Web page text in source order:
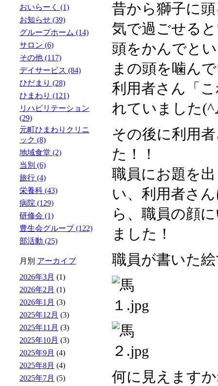
昔から獅子に
気で過ごせる
頭をかんでと
まの頭を噛ん
利用者さん「
れていました(^
その後に利用
た！！
職員にお題を
い、利用者さ
ら、職員の顔
ました！
職員が書いた
何に見えます
おいらーく (1)
お知らせ (39)
グループホーム (14)
サロン (6)
その他 (117)
デイサービス (84)
ひだまり (28)
ひまわり (121)
リハビリテーション
(29)
元町ひまわりクリニ
ック (8)
地域食堂 (2)
当別 (6)
旅行 (4)
栄養科 (43)
病院 (129)
研修会 (1)
豊生会グループ (122)
部活動 (25)
月別 アーカイブ
2026年3月 (1)
2026年2月 (1)
2026年1月 (3)
2025年12月 (3)
2025年11月 (3)
2025年10月 (3)
2025年9月 (4)
2025年8月 (4)
2025年7月 (5)